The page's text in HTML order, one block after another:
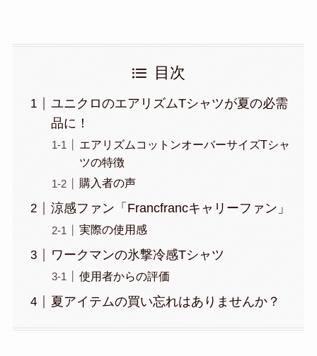
目次
ユニクロのエアリズムTシャツが夏の必需
品に！
エアリズムコットンオーバーサイズTシャ
ツの特徴
購入者の声
涼感ファン「Francfrancキャリーファン」
実際の使用感
ワークマンの氷撃冷感Tシャツ
使用者からの評価
夏アイテムの買い忘れはありませんか？